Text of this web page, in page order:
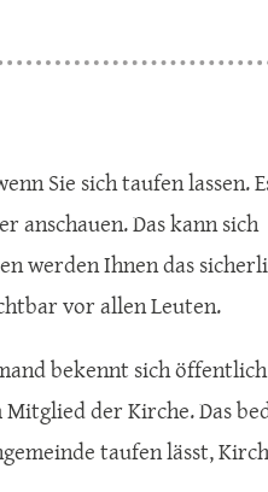
Sie sich taufen lassen.
anschauen. Das kann sich
werden Ihnen das
vor allen Leuten.
bekennt sich
der Kirche. Das
taufen lässt,